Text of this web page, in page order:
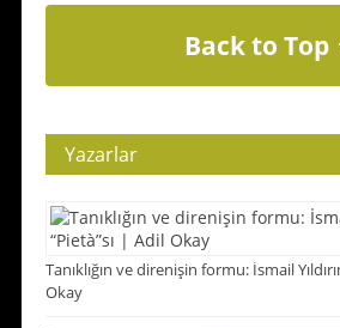
Back to Top
Yazarlar
Tanıklığın ve direnişin formu: İsmail
Okay